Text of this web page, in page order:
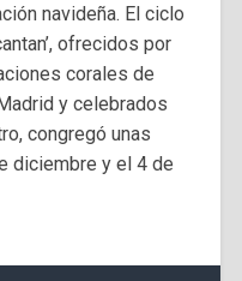
navideña. El ciclo
ofrecidos por
corales de
y celebrados
congregó unas
diciembre y el 4 de